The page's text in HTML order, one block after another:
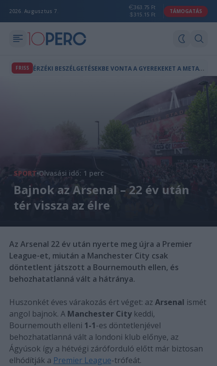
2026. Augusztus 7.
363.75 Ft
315.15 Ft
TÁMOGATÁS
FRISS É
RZÉKI BESZÉLGETÉSEKBE VONTA A GYEREKEKET A META CHATBOTJA - 567 MILLIÓ DOLLÁROS BÍRSÁGOT KAP
SPORT Olvasási idő: 1 perc
Bajnok az Arsenal – 22 év után
tér vissza az élre
Az Arsenal 22 év után nyerte meg újra a Premier
League-et, miután a Manchester City csak
döntetlent játszott a Bournemouth ellen, és
behozhatatlanná vált a hátránya.
Huszonkét éves várakozás ért véget: az Arsenal ismét
angol bajnok. A Manchester Citykeddi,
Bournemouth elleni 1-1-es döntetlenjével
behozhatatlanná vált a londoni klub előnye, az
Ágyúsok így a hétvégi záróforduló előtt már biztosan
elhódítják a Premier League-trófeát.